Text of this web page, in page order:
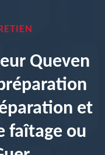
Queven
et
faîtage ou